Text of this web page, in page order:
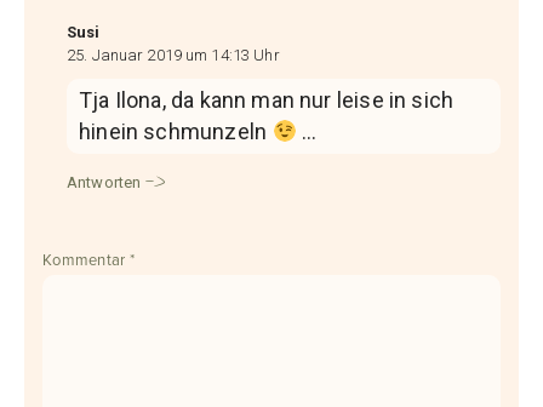
Susi
25. Januar 2019 um 14:13 Uhr
Tja Ilona, da kann man nur leise in sich
hinein schmunzeln
…
Antworten
Kommentar *